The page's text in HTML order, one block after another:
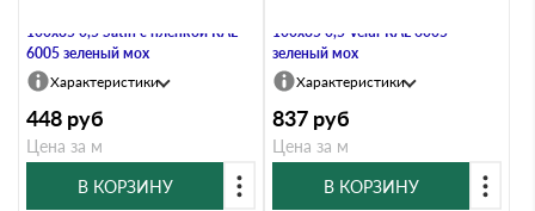
100х85 0,5 Satin с пленкой RAL
6005 зеленый мох
Характеристики
448 руб
Цена за м
В КОРЗИНУ
100х85 0,5 Velur RAL 6005
зеленый мох
Характеристики
837 руб
Цена за м
В КОРЗИНУ